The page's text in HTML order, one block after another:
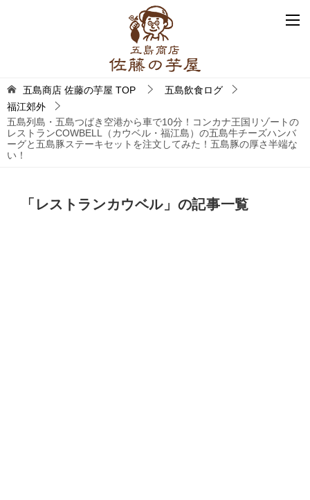
五島商店 佐藤の芋屋 TOP
五島飲食ログ
福江郊外
五島列島・五島つばき空港から車で10分！コンカナ王国リゾートの
レストランCOWBELL（カウベル・福江島）の五島牛チーズハンバ
ーグと五島豚ステーキセットを注文してみた！五島豚の厚さ半端な
い！
「レストランカウベル」の記事一覧